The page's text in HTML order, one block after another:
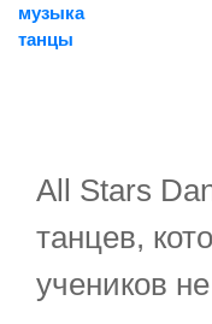
музыка
танцы
All Stars
танцев,
учеников